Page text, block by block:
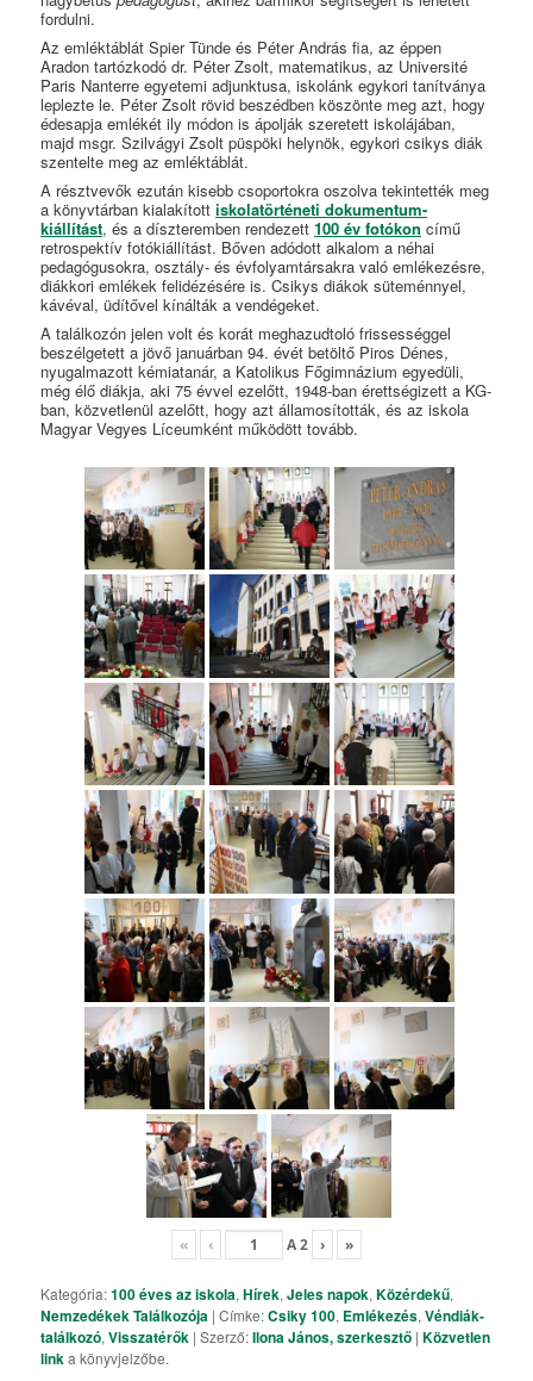
fordulni.
Az emléktáblát Spier Tünde és Péter András fia, az éppen
Aradon tartózkodó dr. Péter Zsolt, matematikus, az Université
Paris Nanterre egyetemi adjunktusa, iskolánk egykori tanítványa
leplezte le. Péter Zsolt rövid beszédben köszönte meg azt, hogy
édesapja emlékét ily módon is ápolják szeretett iskolájában,
majd msgr. Szilvágyi Zsolt püspöki helynök, egykori csikys diák
szentelte meg az emléktáblát.
A résztvevők ezután kisebb csoportokra oszolva tekintették meg
a könyvtárban kialakítottiskolatörténeti dokumentum-
kiállítást, és a díszteremben rendezett100 év fotókon című
retrospektív fotókiállítást. Bőven adódott alkalom a néhai
pedagógusokra, osztály- és évfolyamtársakra való emlékezésre,
diákkori emlékek felidézésére is. Csikys diákok süteménnyel,
kávéval, üdítővel kínálták a vendégeket.
A találkozón jelen volt és korát meghazudtoló frissességgel
beszélgetett a jövő januárban 94. évét betöltő Piros Dénes,
nyugalmazott kémiatanár, a Katolikus Főgimnázium egyedüli,
még élő diákja, aki 75 évvel ezelőtt, 1948-ban érettségizett a KG-
ban, közvetlenül azelőtt, hogy azt államosították, és az iskola
Magyar Vegyes Líceumként működött tovább.
« ‹ A2 › »
Kategória:100 éves az iskola,Hírek,Jeles napok,Közérdekű,
Nemzedékek Találkozója | Címke:Csiky 100, Emlékezés,Véndiák-
találkozó,Visszatérők | Szerző:Ilona János, szerkesztő |Közvetlen
linka könyvjelzőbe.